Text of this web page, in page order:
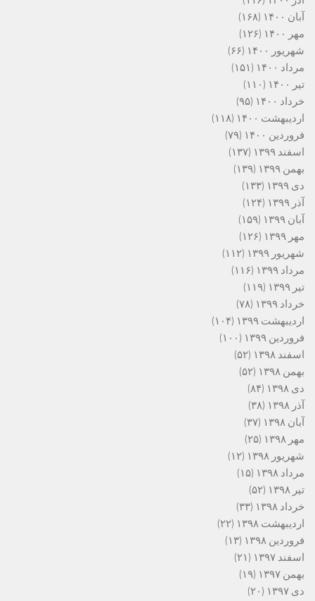
آبان ۱۴۰۰
(۱۶۸)
مهر ۱۴۰۰
(۱۲۶)
شهریور ۱۴۰۰
(۶۶)
مرداد ۱۴۰۰
(۱۵۱)
تیر ۱۴۰۰
(۱۱۰)
خرداد ۱۴۰۰
(۹۵)
اردیبهشت ۱۴۰۰
(۱۱۸)
فروردین ۱۴۰۰
(۷۹)
اسفند ۱۳۹۹
(۱۳۷)
بهمن ۱۳۹۹
(۱۳۹)
دی ۱۳۹۹
(۱۳۳)
آذر ۱۳۹۹
(۱۲۴)
آبان ۱۳۹۹
(۱۵۹)
مهر ۱۳۹۹
(۱۲۶)
شهریور ۱۳۹۹
(۱۱۲)
مرداد ۱۳۹۹
(۱۱۶)
تیر ۱۳۹۹
(۱۱۹)
خرداد ۱۳۹۹
(۷۸)
اردیبهشت ۱۳۹۹
(۱۰۴)
فروردین ۱۳۹۹
(۱۰۰)
اسفند ۱۳۹۸
(۵۲)
بهمن ۱۳۹۸
(۵۲)
دی ۱۳۹۸
(۸۴)
آذر ۱۳۹۸
(۳۸)
آبان ۱۳۹۸
(۳۷)
مهر ۱۳۹۸
(۲۵)
شهریور ۱۳۹۸
(۱۲)
مرداد ۱۳۹۸
(۱۵)
تیر ۱۳۹۸
(۵۲)
خرداد ۱۳۹۸
(۳۳)
اردیبهشت ۱۳۹۸
(۲۲)
فروردین ۱۳۹۸
(۱۳)
اسفند ۱۳۹۷
(۲۱)
بهمن ۱۳۹۷
(۱۹)
دی ۱۳۹۷
(۲۰)